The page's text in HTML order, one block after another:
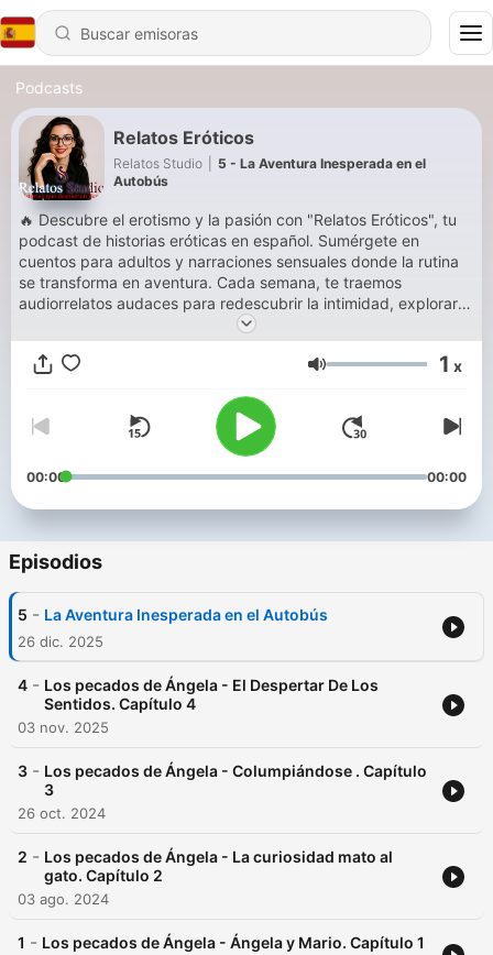
Podcasts
Relatos Eróticos
Relatos Studio
5 - La Aventura Inesperada en el
Autobús
🔥 Descubre el erotismo y la pasión con "Relatos Eróticos", tu
podcast de historias eróticas en español. Sumérgete en
cuentos para adultos y narraciones sensuales donde la rutina
se transforma en aventura. Cada semana, te traemos
audiorrelatos audaces para redescubrir la intimidad, explorar
fantasías y escuchar confesiones íntimas. 🎧 Si buscas un
espacio para explorar los límites del deseo, el amor y el placer,
únete a nuestra travesía. "Relatos Studio" te espera para
pasión, cuentos eróticos, deseo, intimidad, amor y fantasías.
Volumen 1 x
00:00 00:00
Episodios
5 - La Aventura Inesperada en el Autobús
26 dic. 2025
4 - Los pecados de Ángela - El Despertar De Los
Sentidos. Capítulo 4
03 nov. 2025
3 - Los pecados de Ángela - Columpiándose . Capítulo
3
26 oct. 2024
2 - Los pecados de Ángela - La curiosidad mato al
gato. Capítulo 2
03 ago. 2024
1 - Los pecados de Ángela - Ángela y Mario. Capítulo 1